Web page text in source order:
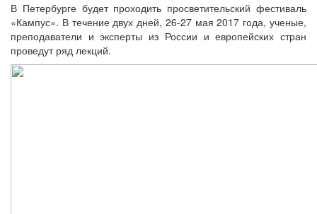
В Петербурге будет проходить просветительский фестиваль
«Кампус». В течение двух дней, 26-27 мая 2017 года, ученые,
преподаватели и эксперты из России и европейских стран
проведут ряд лекций.